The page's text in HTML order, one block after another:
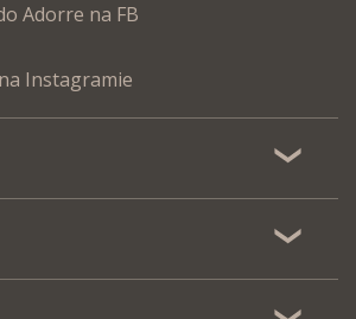
Adorre na FB
Instagramie